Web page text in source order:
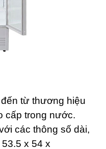
đến từ thương hiệu
cấp trong nước.
các thông số dài,
x 54 x